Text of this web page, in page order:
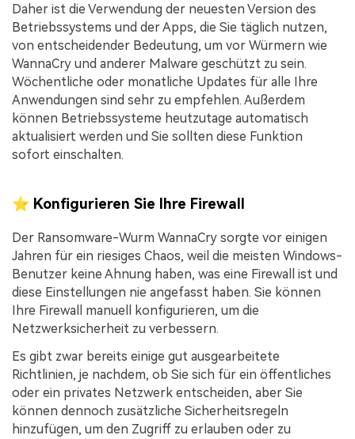
Daher ist die Verwendung der neuesten Version des
Betriebssystems und der Apps, die Sie täglich nutzen,
von entscheidender Bedeutung, um vor Würmern wie
WannaCry und anderer Malware geschützt zu sein.
Wöchentliche oder monatliche Updates für alle Ihre
Anwendungen sind sehr zu empfehlen. Außerdem
können Betriebssysteme heutzutage automatisch
aktualisiert werden und Sie sollten diese Funktion
sofort einschalten.
⭐ Konfigurieren Sie Ihre Firewall
Der Ransomware-Wurm WannaCry sorgte vor einigen
Jahren für ein riesiges Chaos, weil die meisten Windows-
Benutzer keine Ahnung haben, was eine Firewall ist und
diese Einstellungen nie angefasst haben. Sie können
Ihre Firewall manuell konfigurieren, um die
Netzwerksicherheit zu verbessern.
Es gibt zwar bereits einige gut ausgearbeitete
Richtlinien, je nachdem, ob Sie sich für ein öffentliches
oder ein privates Netzwerk entscheiden, aber Sie
können dennoch zusätzliche Sicherheitsregeln
hinzufügen, um den Zugriff zu erlauben oder zu